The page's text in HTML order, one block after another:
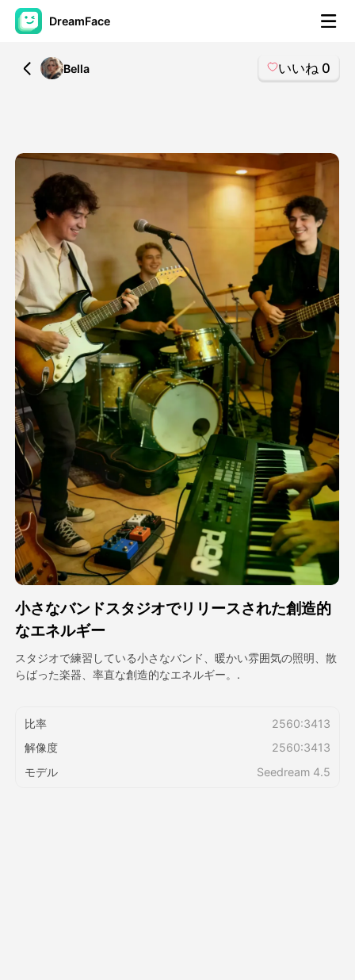
DreamFace
AIツール
製品ニュース製品案内会社案内
人工知能の写真
その他のツール
すべてのツールを見る
テンプレート
アバター動画
▼
製品ニュース製品案内会社案内
人工知能の写真 ▼
その他のツール ▼
すべてのテンプレートを見る
ギャラリー
ブログ
価格
All
Bella いいね 0
小さなバンドスタジオでリリースされた創造的
なエネルギー
スタジオで練習している小さなバンド、暖かい雰囲気の照明、散
らばった楽器、率直な創造的なエネルギー。.
比率
2560:3413
解像度
2560:3413
モデル
Seedream 4.5